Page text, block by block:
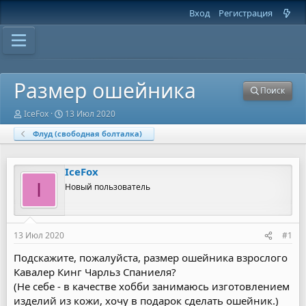
Вход Регистрация
Размер ошейника
Поиск
А
в
т
о
р
т
IceFox
Д
а
т
а
н
а
ч
а
13 Июл 2020
Флуд (свободная болталка)
I
IceFox
Новый пользователь
13 Июл 2020 #1
Подскажите, пожалуйста, размер ошейника взрослого
Кавалер Кинг Чарльз Спаниеля?
(Не себе - в качестве хобби занимаюсь изготовлением
изделий из кожи, хочу в подарок сделать ошейник.)